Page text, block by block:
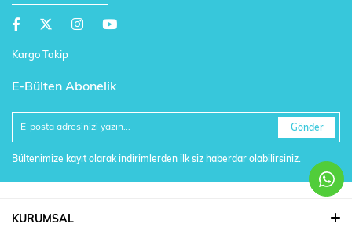
Kargo Takip
E-Bülten Abonelik
Gönder
Bültenimize kayıt olarak indirimlerden ilk siz haberdar olabilirsiniz.
KURUMSAL